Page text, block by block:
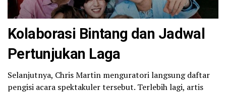
Kolaborasi Bintang dan Jadwal
Pertunjukan Laga
Selanjutnya, Chris Martin menguratori langsung daftar
pengisi acara spektakuler tersebut. Terlebih lagi, artis